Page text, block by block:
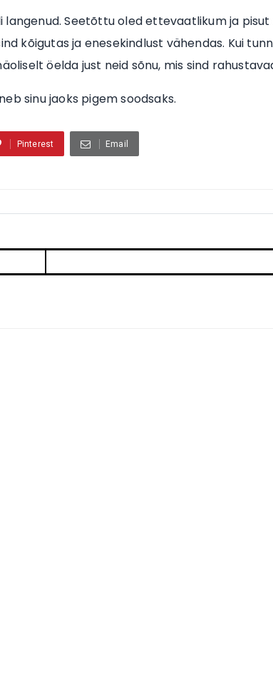
Seetõttu oled ettevaatlikum ja pisut
kõigutas ja enesekindlust vähendas. Kui
öelda just neid sõnu, mis sind
sinu jaoks pigem soodsaks.
Pinterest Email